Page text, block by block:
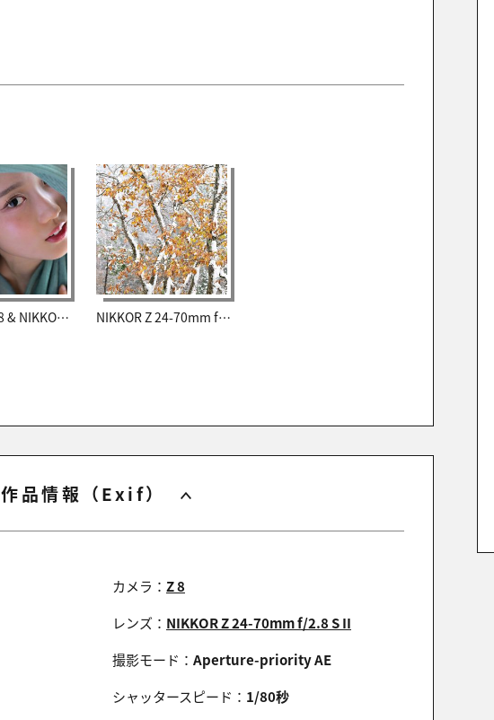
［ニコン Z8 & NIKKOR Z 24-70mm f/2.8 S IIレビュー］ NIKKOR Z 24-70mm f/2.8 Sのみ再掲
作品情報（Exif）
カメラ： Z 8
レンズ： NIKKOR Z 24-70mm f/2.8 S II
撮影モード： Aperture-priority AE
シャッタースピード： 1/80秒